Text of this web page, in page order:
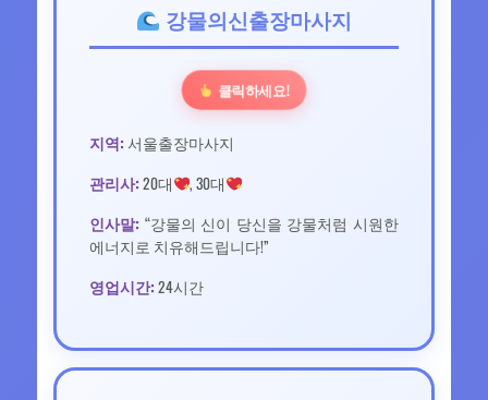
강물의신출장마사지
클릭하세요!
지역: 서울출장마사지
관리사: 20대 , 30대
인사말: “강물의 신이 당신을 강물처럼 시원한
에너지로 치유해드립니다!”
영업시간: 24시간